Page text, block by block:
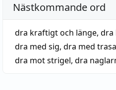
Nästkommande ord
dra kraftigt och länge, dra
dra med sig, dra med trasa
dra mot strigel, dra